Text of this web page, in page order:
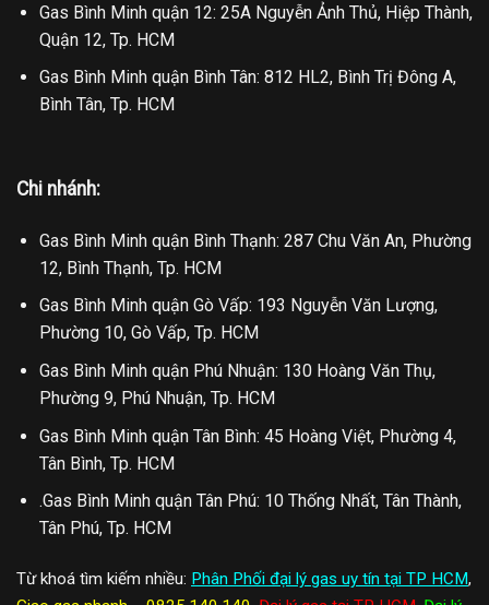
Gas Bình Minh quận 12: 25A Nguyễn Ảnh Thủ, Hiệp Thành,
Quận 12, Tp. HCM
Gas Bình Minh quận Bình Tân: 812 HL2, Bình Trị Đông A,
Bình Tân, Tp. HCM
Chi nhánh:
Gas Bình Minh quận Bình Thạnh: 287 Chu Văn An, Phường
12, Bình Thạnh, Tp. HCM
Gas Bình Minh quận Gò Vấp: 193 Nguyễn Văn Lượng,
Phường 10, Gò Vấp, Tp. HCM
Gas Bình Minh quận Phú Nhuận: 130 Hoàng Văn Thụ,
Phường 9, Phú Nhuận, Tp. HCM
Gas Bình Minh quận Tân Bình: 45 Hoàng Việt, Phường 4,
Tân Bình, Tp. HCM
.Gas Bình Minh quận Tân Phú: 10 Thống Nhất, Tân Thành,
Tân Phú, Tp. HCM
Từ khoá tìm kiếm nhiều: Phân Phối đại lý gas uy tín tại TP HCM,